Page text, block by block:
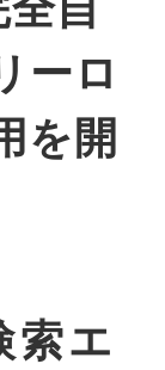
ーロ
を開
索エ